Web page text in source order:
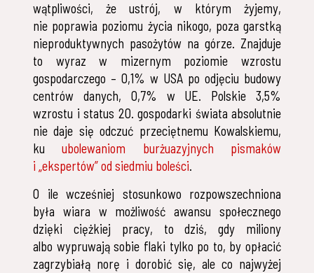
wątpliwości, że ustrój, w którym żyjemy,
nie poprawia poziomu życia nikogo, poza garstką
nieproduktywnych pasożytów na górze. Znajduje
to wyraz w mizernym poziomie wzrostu
gospodarczego – 0,1% w USA po odjęciu budowy
centrów danych, 0,7% w UE. Polskie 3,5%
wzrostu i status 20. gospodarki świata absolutnie
nie daje się odczuć przeciętnemu Kowalskiemu,
kuubolewaniom burżuazyjnych pismaków
i „ekspertów” od siedmiu boleści.
O ile wcześniej stosunkowo rozpowszechniona
była wiara w możliwość awansu społecznego
dzięki ciężkiej pracy, to dziś, gdy miliony
albo wypruwają sobie flaki tylko po to, by opłacić
zagrzybiałą norę i dorobić się, ale co najwyżej